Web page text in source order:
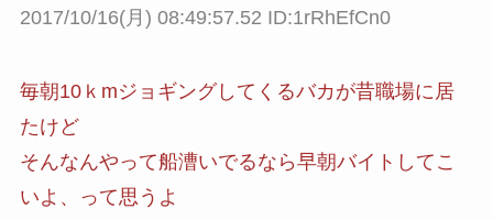
2017/10/16(月) 08:49:57.52 ID:1rRhEfCn0
毎朝10ｋmジョギングしてくるバカが昔職場に居
たけど
そんなんやって船漕いでるなら早朝バイトしてこ
いよ、って思うよ